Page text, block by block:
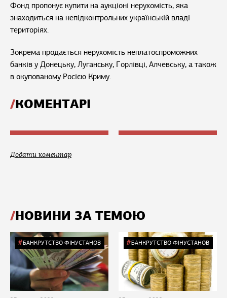
Фонд пропонує купити на аукціоні нерухомість, яка
знаходиться на непідконтрольних українській владі
територіях.
Зокрема продається нерухомість неплатоспроможних
банків у Донецьку, Луганську, Горлівці, Алчевську, а також
в окупованому Росією Криму.
КОМЕНТАРІ
Додати коментар
НОВИНИ ЗА ТЕМОЮ
БАНКРУТСТВО ФІНУСТАНОВ БАНКРУТСТВО ФІНУСТАНОВ